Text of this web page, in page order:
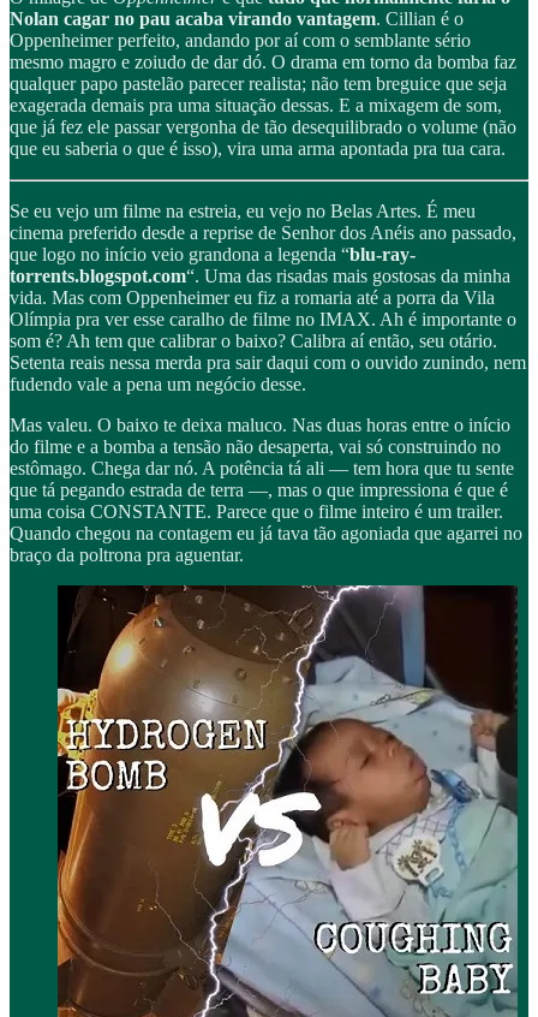
Nolan cagar no pau acaba virando vantagem. Cillian é o
Oppenheimer perfeito, andando por aí com o semblante sério
mesmo magro e zoiudo de dar dó. O drama em torno da bomba faz
qualquer papo pastelão parecer realista; não tem breguice que seja
exagerada demais pra uma situação dessas. E a mixagem de som,
que já fez ele passar vergonha de tão desequilibrado o volume (não
que eu saberia o que é isso), vira uma arma apontada pra tua cara.
Se eu vejo um filme na estreia, eu vejo no Belas Artes. É meu
cinema preferido desde a reprise de Senhor dos Anéis ano passado,
que logo no início veio grandona a legenda “blu-ray-
torrents.blogspot.com“. Uma das risadas mais gostosas da minha
vida. Mas com Oppenheimer eu fiz a romaria até a porra da Vila
Olímpia pra ver esse caralho de filme no IMAX. Ah é importante o
som é? Ah tem que calibrar o baixo? Calibra aí então, seu otário.
Setenta reais nessa merda pra sair daqui com o ouvido zunindo, nem
fudendo vale a pena um negócio desse.
Mas valeu. O baixo te deixa maluco. Nas duas horas entre o início
do filme e a bomba a tensão não desaperta, vai só construindo no
estômago. Chega dar nó. A potência tá ali — tem hora que tu sente
que tá pegando estrada de terra —, mas o que impressiona é que é
uma coisa CONSTANTE. Parece que o filme inteiro é um trailer.
Quando chegou na contagem eu já tava tão agoniada que agarrei no
braço da poltrona pra aguentar.